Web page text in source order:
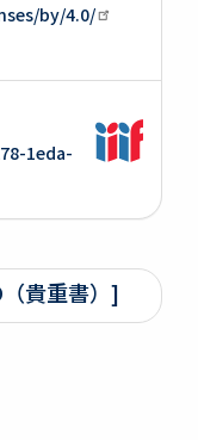
by/4.0/
1eda-
貴重書）]